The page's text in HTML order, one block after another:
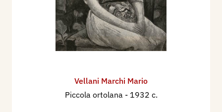
Vellani Marchi Mario
Piccola ortolana - 1932 c.